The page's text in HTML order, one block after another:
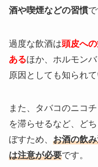
酒や喫煙などの習慣で
過度な飲酒は頭皮へ
あるほか、ホルモン
原因としても知られて
また、タバコのニコ
を滞らせるなど、ど
ぼすため、 お酒の飲
は注意が必要です。